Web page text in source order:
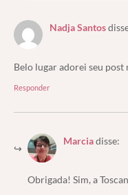
Nadja Santos
Belo lugar adorei seu
Responder
Marciadisse:
Obrigada! Sim, a